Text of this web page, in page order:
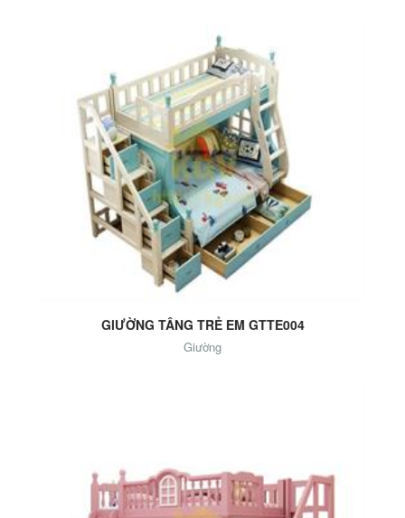
Add to Cart
GIƯỜNG TÂNG TRẺ EM GTTE004
Giường